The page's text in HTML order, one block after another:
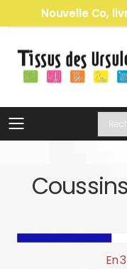
Nouvelle Co,
Toggle
En